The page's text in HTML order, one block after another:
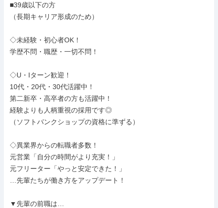
■39歳以下の方
（長期キャリア形成のため）
◇未経験・初心者OK！
学歴不問・職歴・一切不問！
◇U・Iターン歓迎！
10代・20代・30代活躍中！
第二新卒・高卒者の方も活躍中！
経験よりも人柄重視の採用です◎
（ソフトバンクショップの資格に準ずる）
◇異業界からの転職者多数！
元営業「自分の時間がより充実！」
元フリーター「やっと安定できた！」
…先輩たちが働き方をアップデート！
▼先輩の前職は…